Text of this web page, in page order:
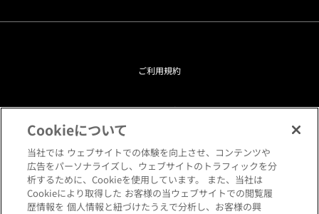
ご利用規約
プライバシーポリシー
クッキーポリシー
閲覧環境について
Cookieについて
当社では ウェブサイトでの体験を向上させ、コンテンツや
広告をパーソナライズし、ウェブサイトのトラフィックを分
析するために、Cookieを使用しています。 また、当社は
Cookieにより取得した お客様の当ウェブサイトでの閲覧履
歴情報を 個人情報と紐づけたうえで分析し、お客様の興